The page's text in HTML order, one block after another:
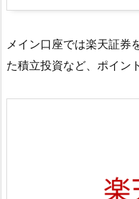
メイン口座では楽天証券
た積立投資など、ポイン